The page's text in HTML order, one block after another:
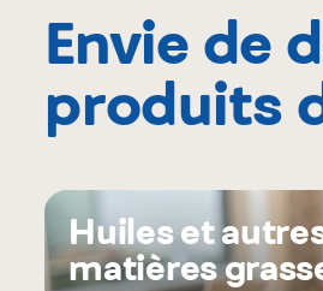
Envie de
produits
Huiles et
matières